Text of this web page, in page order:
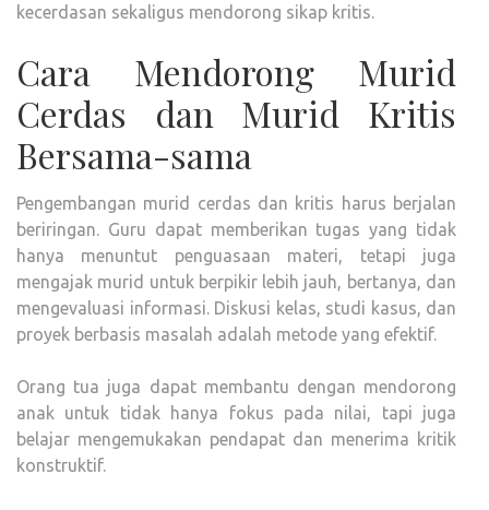
kecerdasan sekaligus mendorong sikap kritis.
Cara Mendorong Murid
Cerdas dan Murid Kritis
Bersama-sama
Pengembangan murid cerdas dan kritis harus berjalan
beriringan. Guru dapat memberikan tugas yang tidak
hanya menuntut penguasaan materi, tetapi juga
mengajak murid untuk berpikir lebih jauh, bertanya, dan
mengevaluasi informasi. Diskusi kelas, studi kasus, dan
proyek berbasis masalah adalah metode yang efektif.
Orang tua juga dapat membantu dengan mendorong
anak untuk tidak hanya fokus pada nilai, tapi juga
belajar mengemukakan pendapat dan menerima kritik
konstruktif.